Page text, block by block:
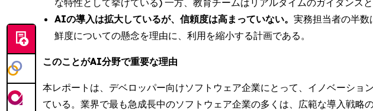
な特性として挙げている) 一方、教育チームはリアルタイムのガイダンス
AIの導入は拡大しているが、信頼度は高まっていない。 実務担当者の半
鮮度についての懸念を理由に、利用を縮小する計画である。
このことがAI分野で重要な理由
本レポートは、デベロッパー向けソフトウェア企業にとって、イノベーシ
ている。業界で最も急成長中のソフトウェア企業の多くは、広範な導入戦